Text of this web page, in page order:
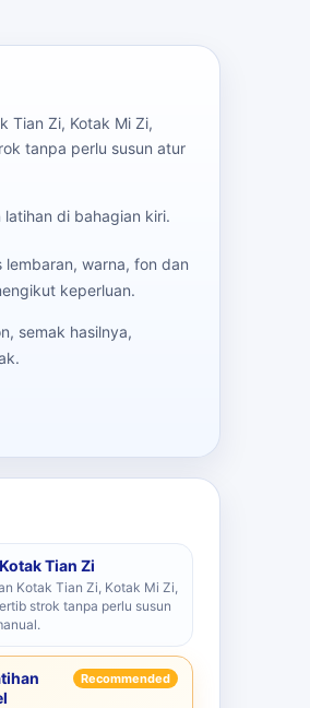
Tian Zi, Kotak Mi Zi,
tanpa perlu susun atur
latihan di bahagian kiri.
lembaran, warna, fon dan
keperluan.
semak hasilnya,
Tian Zi
Kotak Tian Zi, Kotak Mi Zi,
strok tanpa perlu susun
Recommended